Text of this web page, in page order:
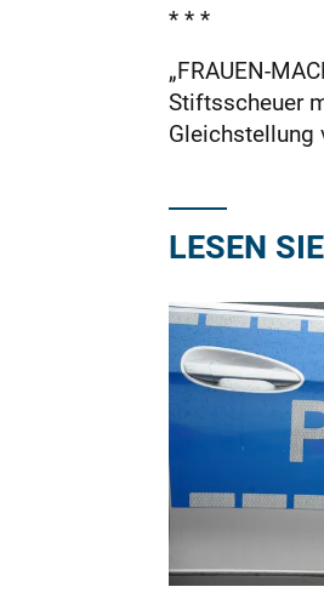
* * *
„FRAUEN-
Stiftsscheuer
Gleichstellung
LESEN